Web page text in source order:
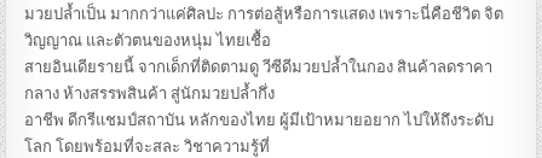
มวยปล้ำเป็น มากกว่าแค่ศิลปะ การต่อสู้หรือการแสดง เพราะนี่คือชีวิต จิต
วิญญาณ และตัวตนของหนุ่ม ไทยเชื้อ
สายอินเดียรายนี้ จากเด็กที่ติดตามดู วีซีดีมวยปล้ำในกอง สินค้าลดราคา
กลาง ห้างสรรพสินค้า สู่นักมวยปล้ำกึ่ง
อาชีพ ดีกรีแชมป์สถาบัน หลักของไทย ผู้มีเป้าหมายอยาก ไปให้ถึงระดับ
โลก โดยพร้อมที่จะสละ วิชาความรู้ที่